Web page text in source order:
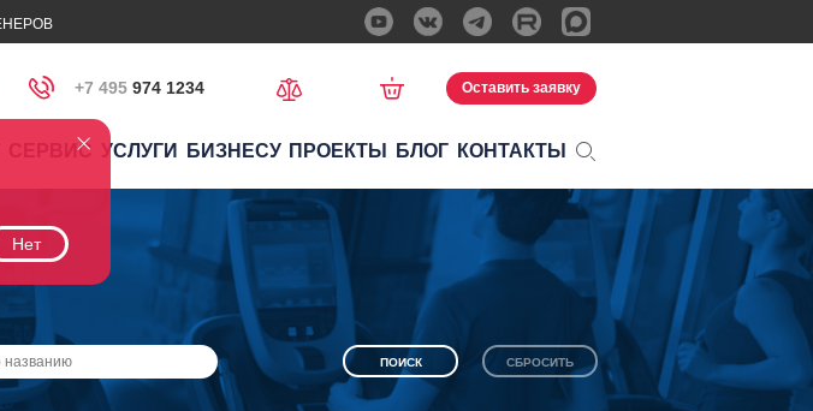
Нет
+7 495 974 1234 Оставить заявку
СЕРВИС УСЛУГИ БИЗНЕСУ ПРОЕКТЫ БЛОГ КОНТАКТЫ